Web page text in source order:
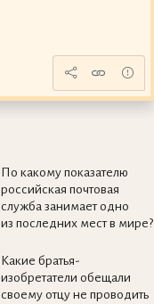
По какому показателю
российская почтовая
служба занимает одно
из последних мест в мире?
Какие братья-
изобретатели обещали
своему отцу не проводить